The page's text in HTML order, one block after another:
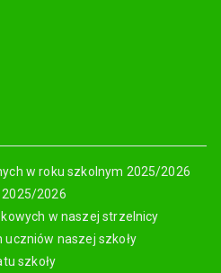
w roku szkolnym 2025/2026
2025/2026
w naszej strzelnicy
uczniów naszej szkoły
szkoły